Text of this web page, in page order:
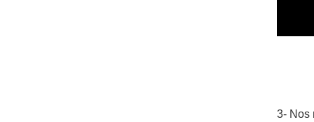
3- Nos